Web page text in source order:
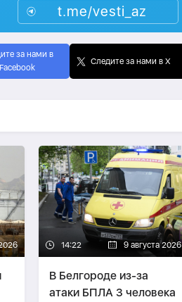
t.me/vesti_az
за нами в
Facebook
Следите за нами в X
14:22 9 августа 2026
В Белгороде из-за
атаки БПЛА 3 человека